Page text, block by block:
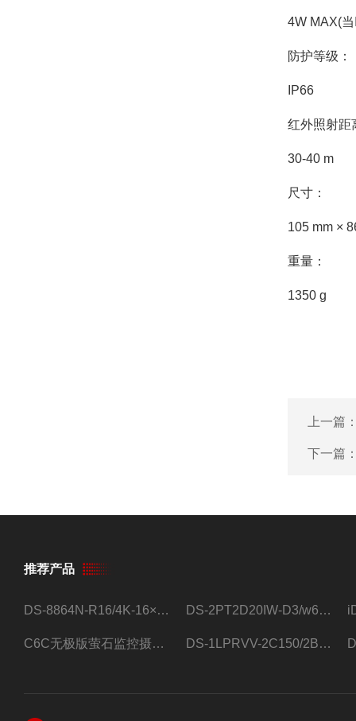
4W MAX(
防护等级：
IP66
红外照射距
30-40 m
尺寸：
105 mm ×
重量：
1350 g
上一篇
下一篇
推荐产品
DS-8864N-R16/4K-16×4T/希捷16盘位录像机 DS-2PT2D20IW-D3/w64路高清硬盘录像机
C6C无极版萤石监控摄像头 DS-1LPRVV-2C150/2B监控室外夜视高清电源线护套线200米/卷